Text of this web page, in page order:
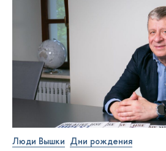
Люди Вышки Дни рождения